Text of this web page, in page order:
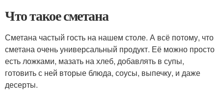
Что такое сметана
Сметана частый гость на нашем столе. А всё потому, что
сметана очень универсальный продукт. Её можно просто
есть ложками, мазать на хлеб, добавлять в супы,
готовить с ней вторые блюда, соусы, выпечку, и даже
десерты.